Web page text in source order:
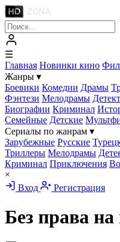
☰
Главная Новинки кино
Жанры ▾
Боевики Комедии Драмы
Фэнтези Мелодрамы
Биографии Криминал
Семейные Детские
Сериалы по жанрам ▾
Зарубежные Русские
Триллеры Мелодрамы
Криминал Приключения
×
Вход
Регистрация
Без права